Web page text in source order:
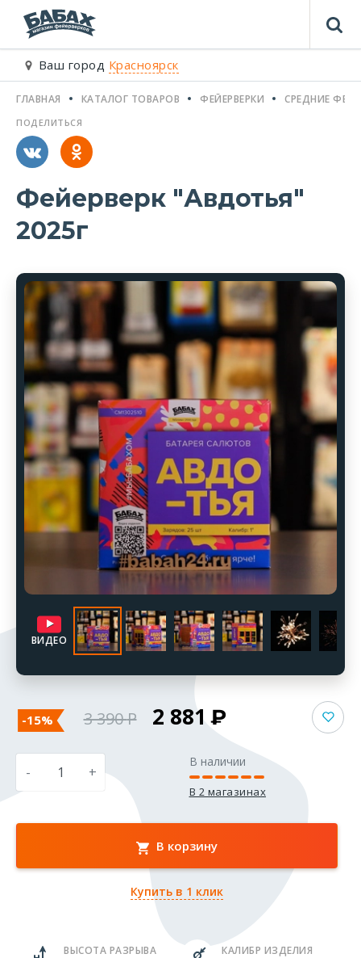
Ваш город Красноярск
ГЛАВНАЯ КАТАЛОГ ТОВАРОВ ФЕЙЕРВЕРКИ СРЕДНИЕ
Фейерверк "Авдотья"
2025г
ПОДЕЛИТЬСЯ
ВИДЕО
-15% 3 390 2 881
- +
В наличии
В 2 магазинах
В корзину
Купить в 1 клик
ВЫСОТА РАЗРЫВА КАЛИБР ИЗДЕЛИЯ